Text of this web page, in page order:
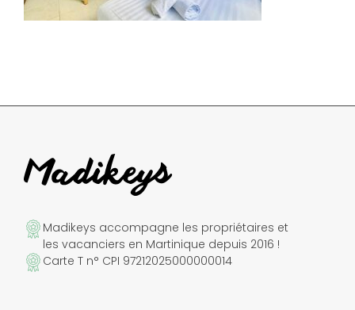
Madikeys accompagne les propriétaires et
les vacanciers en Martinique depuis 2016 !
Carte T n° CPI 97212025000000014